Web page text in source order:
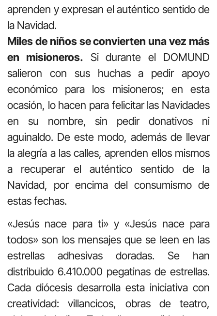
aprenden y expresan el auténtico sentido de
la Navidad.
Miles de niños se convierten una vez más
en misioneros. Si durante el DOMUND
salieron con sus huchas a pedir apoyo
económico para los misioneros; en esta
ocasión, lo hacen para felicitar las Navidades
en su nombre, sin pedir donativos ni
aguinaldo. De este modo, además de llevar
la alegría a las calles, aprenden ellos mismos
a recuperar el auténtico sentido de la
Navidad, por encima del consumismo de
estas fechas.
«Jesús nace para ti» y «Jesús nace para
todos» son los mensajes que se leen en las
estrellas adhesivas doradas. Se han
distribuido 6.410.000 pegatinas de estrellas.
Cada diócesis desarrolla esta iniciativa con
creatividad: villancicos, obras de teatro,